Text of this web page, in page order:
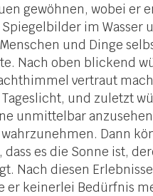
gewöhnen, wobei er
im Wasser
und Dinge
Nach oben blickend
vertraut
und zuletzt
unmittelbar
Dann
es die Sonne ist,
Nach diesen
er keinerlei Bedürfnis